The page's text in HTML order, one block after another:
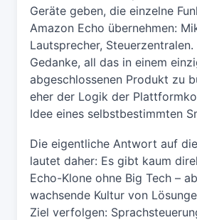
Geräte geben, die einzelne
Amazon Echo übernehmen:
Lautsprecher,
Gedanke, all das in einem
abgeschlossenen Produkt zu
eher der Logik der
Idee eines selbstbestimmten
Die eigentliche Antwort auf
lautet daher: Es gibt kaum
Echo-Klone ohne Big Tech –
wachsende Kultur von
Ziel verfolgen: